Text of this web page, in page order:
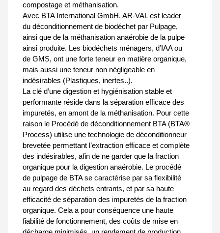
compostage et méthanisation.
Avec BTA International GmbH, AR-VAL est leader
du déconditionnement de biodéchet par Pulpage,
ainsi que de la méthanisation anaérobie de la pulpe
ainsi produite. Les biodéchets ménagers, d’IAA ou
de GMS, ont une forte teneur en matière organique,
mais aussi une teneur non négligeable en
indésirables (Plastiques, inertes..).
La clé d’une digestion et hygiénisation stable et
performante réside dans la séparation efficace des
impuretés, en amont de la méthanisation. Pour cette
raison le Procédé de déconditionnement BTA (BTA®
Process) utilise une technologie de déconditionneur
brevetée permettant l’extraction efficace et complète
des indésirables, afin de ne garder que la fraction
organique pour la digestion anaérobie. Le procédé
de pulpage de BTA se caractérise par sa flexibilité
au regard des déchets entrants, et par sa haute
efficacité de séparation des impuretés de la fraction
organique. Cela a pour conséquence une haute
fiabilité de fonctionnement, des coûts de mise en